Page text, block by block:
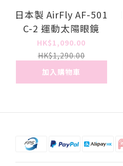
日本製 AirFly AF-501
C-2 運動太陽眼鏡
HK$1,090.00
HK$1,290.00
加入購物車